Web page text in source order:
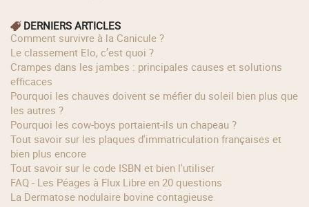
DERNIERS ARTICLES
Comment survivre à la Canicule ?
Le classement Elo, c’est quoi ?
Crampes dans les jambes : principales causes et solutions
efficaces
Pourquoi les chauves doivent se méfier du soleil bien plus que
les autres ?
Pourquoi les cow‑boys portaient‑ils un chapeau ?
Tout savoir sur les plaques d'immatriculation françaises et
bien plus encore
Tout savoir sur le code ISBN et bien l'utiliser
FAQ - Les Péages à Flux Libre en 20 questions
La Dermatose nodulaire bovine contagieuse